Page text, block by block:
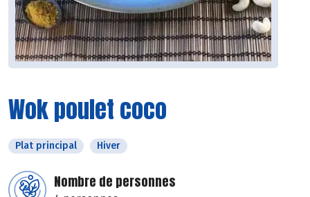
Wok poulet coco
Plat principal Hiver
Nombre de personnes